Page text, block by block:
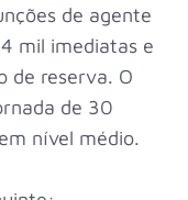
de agente
mil imediatas e
de reserva. O
de 30
nível médio.